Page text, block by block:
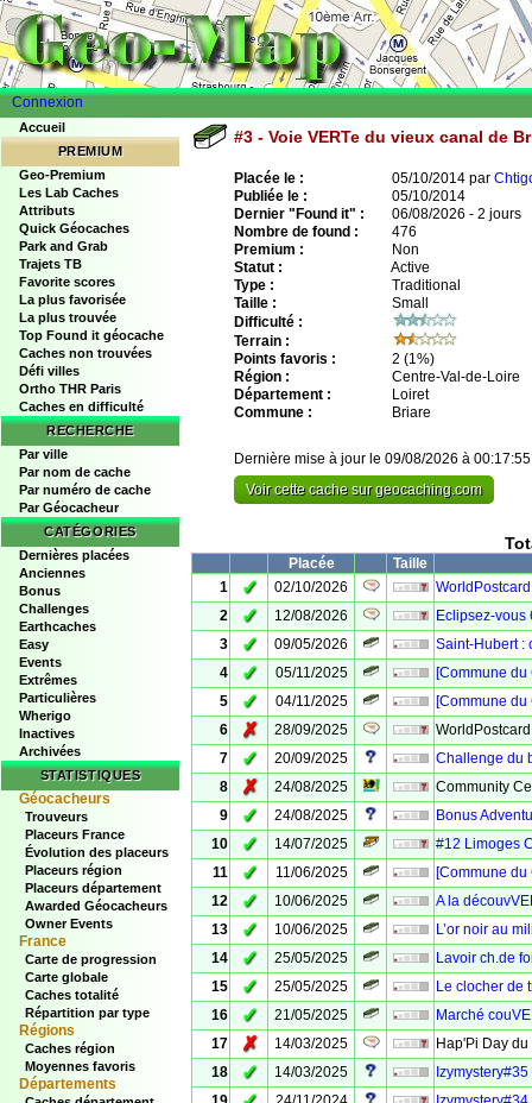
Connexion
Accueil
PREMIUM
Geo-Premium
Les Lab Caches
Attributs
Quick Géocaches
Park and Grab
Trajets TB
Favorite scores
La plus favorisée
La plus trouvée
Top Found it géocache
Caches non trouvées
Défi villes
Ortho THR Paris
Caches en difficulté
RECHERCHE
Par ville
Par nom de cache
Par numéro de cache
Par Géocacheur
CATÉGORIES
Dernières placées
Anciennes
Bonus
Challenges
Earthcaches
Easy
Events
Extrêmes
Particulières
Wherigo
Inactives
Archivées
STATISTIQUES
Géocacheurs
Trouveurs
Placeurs France
Évolution des placeurs
Placeurs région
Placeurs département
Awarded Géocacheurs
Owner Events
France
Carte de progression
Carte globale
Caches totalité
Répartition par type
Régions
Caches région
Moyennes favoris
Départements
#3 - Voie VERTe du vieux canal de
Placée le : 05/10/2014 par
Publiée le :
05/10/2014
Dernier "Found it" :
06/08/2026 - 2 jours
Nombre de found :
476
Premium :
Non
Statut :
Active
Type :
Traditional
Taille :
Small
Difficulté :
Terrain :
Points favoris :
2 (1%)
Région :
Centre-Val-de-Loire
Département :
Loiret
Commune :
Briare
Dernière mise à jour le 09/08/2026 à 00:17:55
Voir cette cache sur geocaching.com
Placée
Taille
1
✓ 02/10/2026
2
✓ 12/08/2026
Eclipsez-vous
3
✓ 09/05/2026
Saint-Hubert :
4
✓ 05/11/2025
[Commune
5
✓ 04/11/2025
[Commune
6
✗ 28/09/2025
7
✓ 20/09/2025
Challenge du
8
✗ 24/08/2025
Community
9
✓ 24/08/2025
Bonus
10
✓ 14/07/2025
#12 Limoges
11
✓ 11/06/2025
[Commune
12
✓ 10/06/2025
A la
13
✓ 10/06/2025
L’or noir au
14
✓ 25/05/2025
Lavoir ch.de
15
✓ 25/05/2025
Le clocher de
16
✓ 21/05/2025
Marché
17
✗ 14/03/2025
Hap'Pi Day
18
✓ 14/03/2025